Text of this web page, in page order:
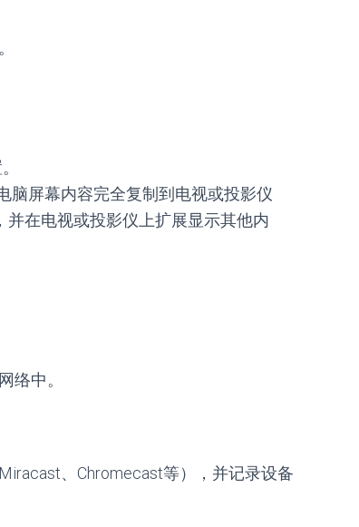
脑屏幕内容完全复制到电视或投影仪
并在电视或投影仪上扩展显示其他内
络中。
、Chromecast等），并记录设备